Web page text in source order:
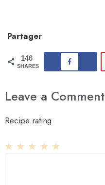
Partager
146
SHARES
Leave a Comment
Recipe rating